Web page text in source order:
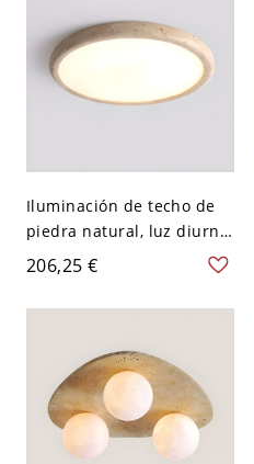
Iluminación de techo de
piedra natural, luz diurna,
110V-120V, 15"
206,25 €